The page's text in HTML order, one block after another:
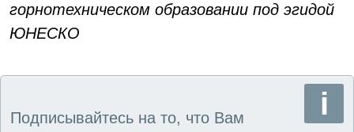
горнотехническом образовании под эгидой
ЮНЕСКО
Подписывайтесь на то, что Вам